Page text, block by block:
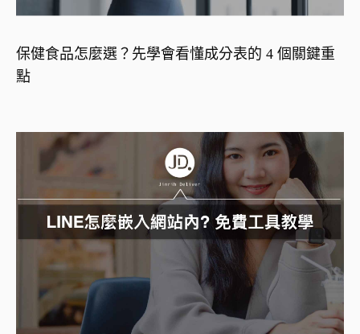
保健食品怎麼選？先學會看懂成分表的 4 個關鍵重
點